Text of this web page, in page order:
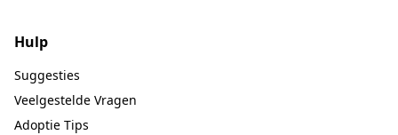
Hulp
Suggesties
Veelgestelde Vragen
Adoptie Tips